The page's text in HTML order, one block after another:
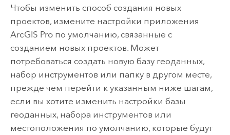
Чтобы изменить способ создания новых
проектов, измените настройки приложения
ArcGIS Proпо умолчанию, связанные с
созданием новых проектов. Может
потребоваться создать новую базу геоданных,
набор инструментов или папку в другом месте,
прежде чем перейти к указанным ниже шагам,
если вы хотите изменить настройки базы
геоданных, набора инструментов или
местоположения по умолчанию, которые будут